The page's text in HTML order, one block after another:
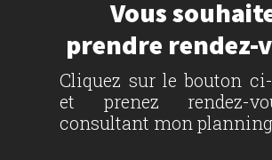
Vous
prendre rendez-
Cliquez sur le bouton ci-
et prenez rendez-
consultant mon planning